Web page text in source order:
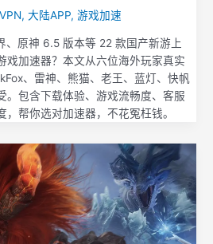
,大陆APP,游戏加速
原神 6.5 版本等 22 款国产新游上
戏加速器？本文从六位海外玩家真实
、雷神、熊猫、老王、蓝灯、快帆
。包含下载体验、游戏流畅度、客服
帮你选对加速器，不花冤枉钱。